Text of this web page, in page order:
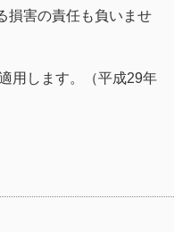
損害の責任も負いませ
用します。（平成29年